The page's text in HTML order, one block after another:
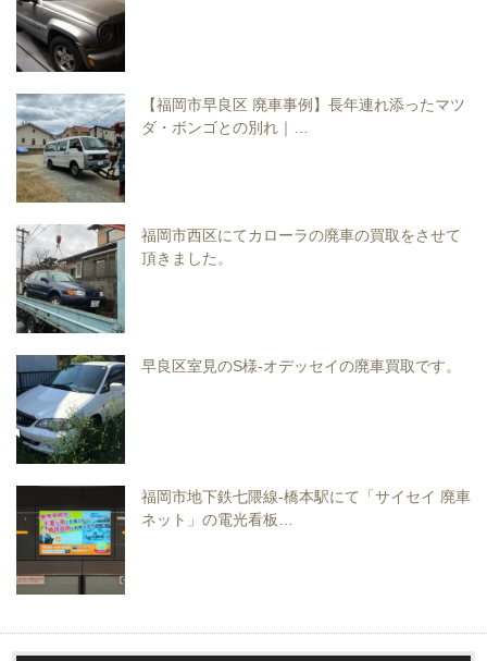
【福岡市早良区 廃車事例】長年連れ添ったマツ
ダ・ボンゴとの別れ｜…
福岡市西区にてカローラの廃車の買取をさせて
頂きました。
早良区室見のS様-オデッセイの廃車買取です。
福岡市地下鉄七隈線-橋本駅にて「サイセイ 廃車
ネット」の電光看板…